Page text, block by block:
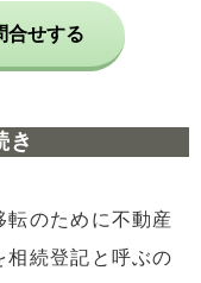
合せする
き
のために不動産
相続登記と呼ぶの